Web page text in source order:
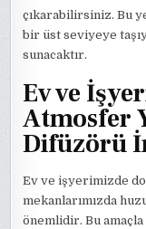
çıkarabilirsiniz. Bu
bir üst seviyeye
sunacaktır.
Ev ve
Atmosfer
Difüzörü
Ev ve işyerimizde
mekanlarımızda
önemlidir. Bu